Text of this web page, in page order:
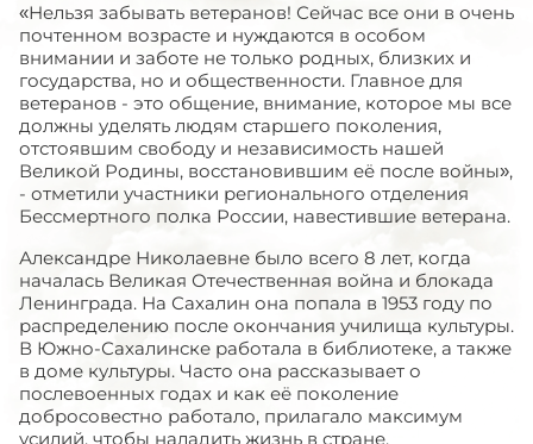
«Нельзя забывать ветеранов! Сейчас все они в очень
почтенном возрасте и нуждаются в особом
внимании и заботе не только родных, близких и
государства, но и общественности. Главное для
ветеранов - это общение, внимание, которое мы все
должны уделять людям старшего поколения,
отстоявшим свободу и независимость нашей
Великой Родины, восстановившим её после войны»,
- отметили участники регионального отделения
Бессмертного полка России, навестившие ветерана.
Александре Николаевне было всего 8 лет, когда
началась Великая Отечественная война и блокада
Ленинграда. На Сахалин она попала в 1953 году по
распределению после окончания училища культуры.
В Южно-Сахалинске работала в библиотеке, а также
в доме культуры. Часто она рассказывает о
послевоенных годах и как её поколение
добросовестно работало, прилагало максимум
усилий, чтобы наладить жизнь в стране.